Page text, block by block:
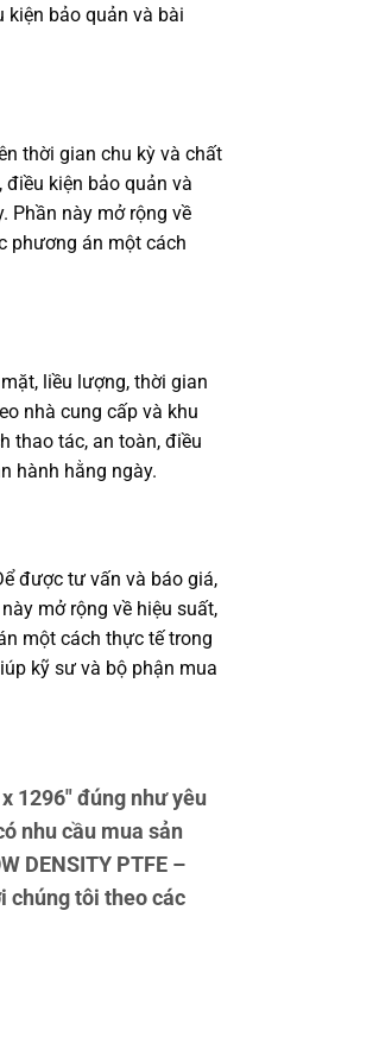
kiện bảo quản và bài
thời gian chu kỳ và chất
kiện bảo quản và
Phần này mở rộng về
phương án một cách
liều lượng, thời gian
nhà cung cấp và khu
thao tác, an toàn, điều
hành hằng ngày.
được tư vấn và báo giá,
mở rộng về hiệu suất,
một cách thực tế trong
kỹ sư và bộ phận mua
1296″ đúng như yêu
nhu cầu mua sản
DENSITY PTFE –
chúng tôi theo các